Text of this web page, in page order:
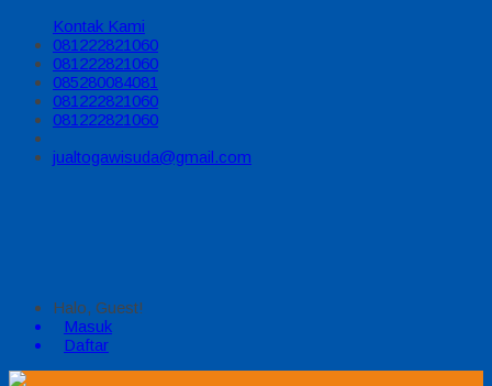
Kontak Kami
081222821060
081222821060
085280084081
081222821060
081222821060
jualtogawisuda@gmail.com
Halo, Guest!
Masuk
Daftar